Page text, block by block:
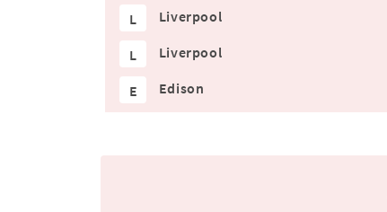
L Liverpool
L Liverpool
E Edison